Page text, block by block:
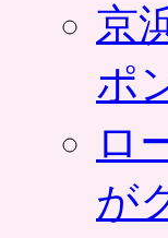
京
ポ
ロ
が